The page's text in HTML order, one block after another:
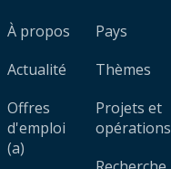
À propos
Actualité
Offres
d'emploi
(a)
Pays
Thèmes
Projets et
opérations